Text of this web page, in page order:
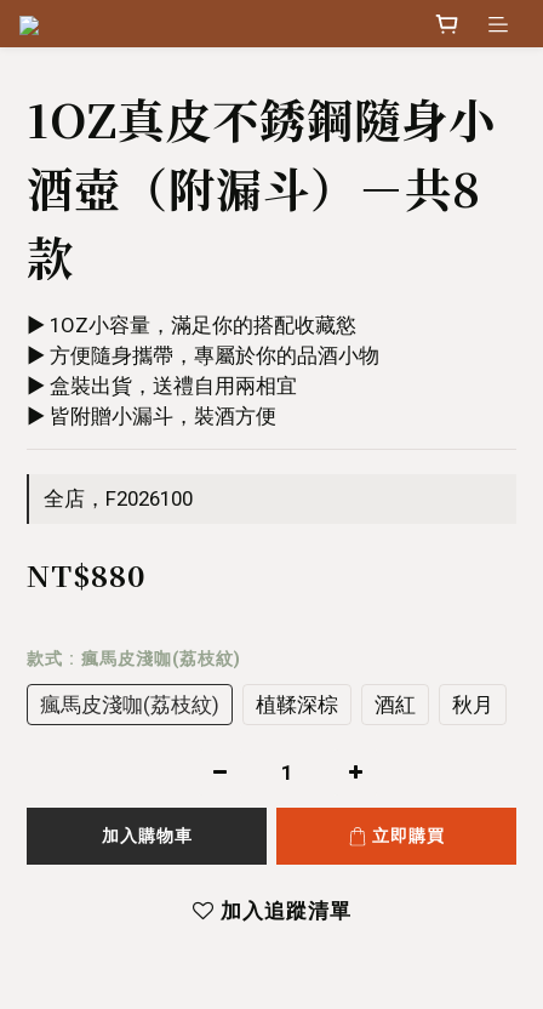
1OZ真皮不銹鋼隨身小
酒壺（附漏斗）－共8
款
▶︎ 1OZ小容量，滿足你的搭配收藏慾
▶︎ 方便隨身攜帶，專屬於你的品酒小物
▶︎ 盒裝出貨，送禮自用兩相宜
▶︎ 皆附贈小漏斗，裝酒方便
全店，F2026100
NT$880
款式 : 瘋馬皮淺咖(荔枝紋)
瘋馬皮淺咖(荔枝紋) 植鞣深棕 酒紅 秋月
加入購物車 立即購買
加入追蹤清單